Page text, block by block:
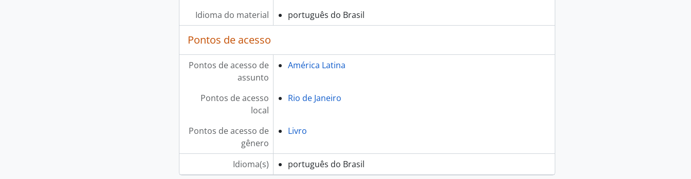
Idioma do material português do Brasil
Pontos de acesso
Pontos de acesso de
assunto
América Latina
Pontos de acesso
local
Rio de Janeiro
Pontos de acesso de
gênero
Livro
Idioma(s) português do Brasil